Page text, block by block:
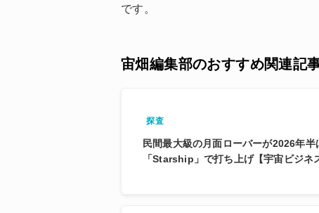
です。
宙畑編集部のおすすめ関連記
探査
民間最大級の月面ローバーが2026年
「Starship」で打ち上げ【宇宙ビジネ